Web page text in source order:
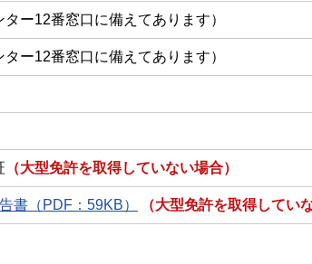
ー12番窓口に備えてあります）
ー12番窓口に備えてあります）
（大型免許を取得していない場合）
書（PDF：59KB） （大型免許を取得してい